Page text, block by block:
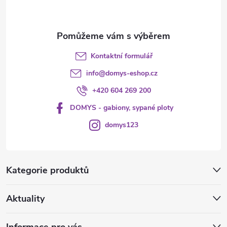
Kategorie produktů
Aktuality
Kontaktní formulář
info@domys-eshop.cz
+420 604 269 200
DOMYS - gabiony, sypané ploty
domys123